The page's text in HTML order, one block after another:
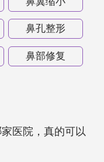
鼻孔整形
鼻部修复
医院，真的可以